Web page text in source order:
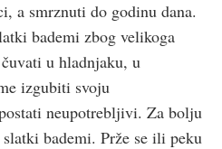
a smrznuti do godinu dana.
bademi zbog velikoga
u hladnjaku, u
izgubiti svoju
neupotrebljivi. Za bolju
bademi. Prže se ili peku